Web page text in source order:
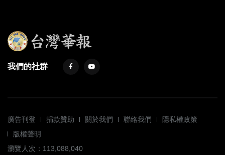
我們的社群
廣告刊登 捐款贊助 關於我們 聯絡我們
隱私權政策
版權聲明
瀏覽人次：113,088,040